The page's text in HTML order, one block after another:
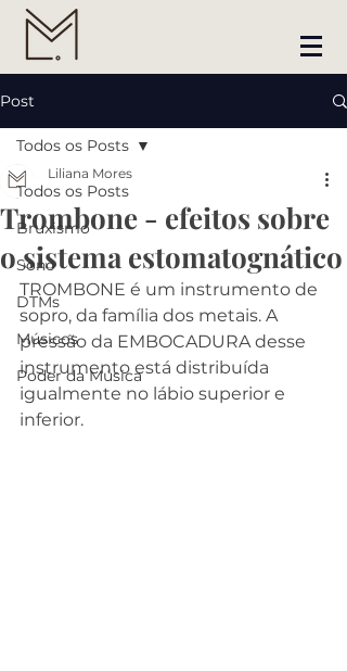
Post
Todos os Posts
Bruxismo
Sono
DTMs
Músicos
Poder da Música
Todos os Posts
Trombone - efeitos sobre
o sistema estomatognático
Liliana Mores
TROMBONE é um instrumento de
sopro, da família dos metais. A
pressão da EMBOCADURA desse
instrumento está distribuída
igualmente no lábio superior e
inferior.